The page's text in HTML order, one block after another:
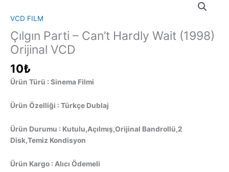
VCD FILM
Çılgın Parti – Can’t Hardly Wait (1998)
Orijinal VCD
10₺
Ürün Türü : Sinema Filmi
Ürün Özelliği : Türkçe Dublaj
Ürün Durumu : Kutulu,Açılmış,Orijinal Bandrollü,2
Disk,Temiz Kondisyon
Ürün Kargo : Alıcı Ödemeli